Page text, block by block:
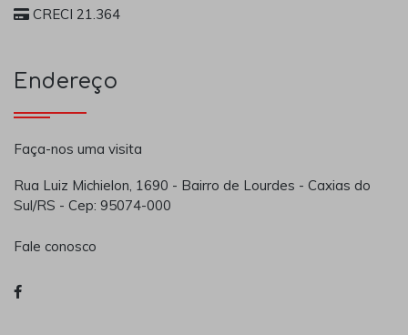
CRECI 21.364
Endereço
Faça-nos uma visita
Rua Luiz Michielon, 1690 - Bairro de Lourdes - Caxias do
Sul/RS - Cep: 95074-000
Fale conosco